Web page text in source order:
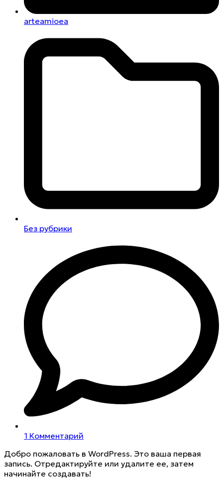
arteamioea
Без рубрики
1 Комментарий
Добро пожаловать в WordPress. Это ваша первая
запись. Отредактируйте или удалите ее, затем
начинайте создавать!